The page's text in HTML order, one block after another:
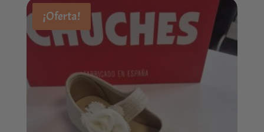
desde
22,40 €
hasta
24,00 €
¡Oferta!